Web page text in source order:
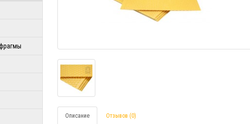
Описание Отзывов (0)